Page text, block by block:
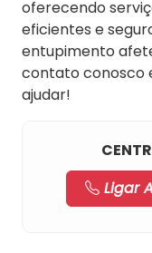
oferecendo
eficientes e
entupimento
contato conosco
ajudar!
Ligar